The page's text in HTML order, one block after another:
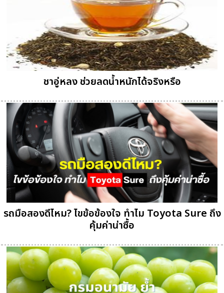
ชาอู่หลง ช่วยลดน้ำหนักได้จริงหรือ
รถมือสองดีไหม? ไขข้อข้องใจ ทำไม Toyota Sure ถึง
คุ้มค่าน่าซื้อ